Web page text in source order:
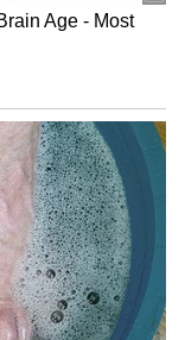
ನಟಿಯ
ವ್ಯಾಪಕ
ಜವಾಬ್ದಾರಿ